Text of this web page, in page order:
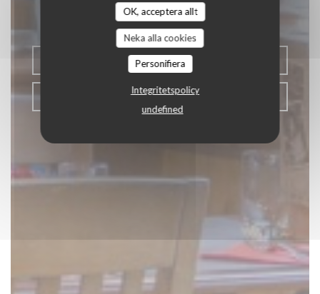
OK, acceptera allt
Neka alla cookies
Personifiera
Integritetspolicy
undefined
|CLAIRMARAIS
BOKA ETT BORD
KLICKA & HÄMTA